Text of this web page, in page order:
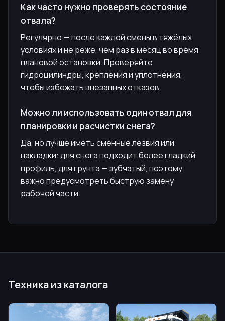
Как часто нужно проверять состояние
отвала?
Регулярно — после каждой смены в тяжёлых
условиях и не реже, чем раз в месяц во время
плановой остановки. Проверяйте
гидроцилиндры, крепления и уплотнения,
чтобы избежать внезапных отказов.
Можно ли использовать один отвал для
планировки и расчистки снега?
Да, но лучше иметь сменные лезвия или
накладки: для снега подходит более гладкий
профиль, для грунта — зубчатый, поэтому
важно предусмотреть быструю замену
рабочей части.
Техника из каталога